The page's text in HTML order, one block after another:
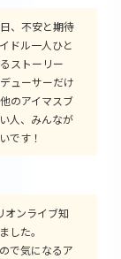
、不安と期待
ドル一人ひと
ストーリー
ューサーだけ
のアイマスブ
人、みんなが
です！
オンライブ知
した。
で気になるア